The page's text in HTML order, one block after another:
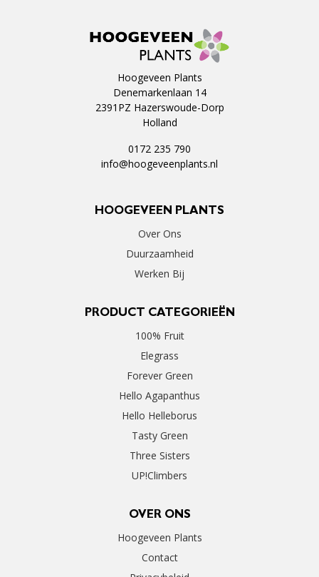
Hoogeveen Plants
Denemarkenlaan 14
2391PZ Hazerswoude-Dorp
Holland
0172 235 790
info@hoogeveenplants.nl
HOOGEVEEN PLANTS
Over Ons
Duurzaamheid
Werken Bij
PRODUCT CATEGORIEËN
100% Fruit
Elegrass
Forever Green
Hello Agapanthus
Hello Helleborus
Tasty Green
Three Sisters
UP!Climbers
OVER ONS
Hoogeveen Plants
Contact